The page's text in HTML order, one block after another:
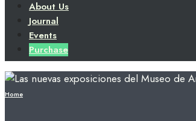
About Us
Journal
Events
Purchase
Home